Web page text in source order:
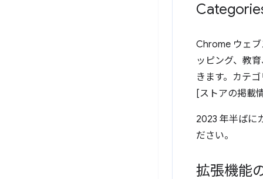
Chrome ウェ
ッピング、教
きます。カテ
[ストアの掲載
2023 年半ばに
ださい。
拡張機能